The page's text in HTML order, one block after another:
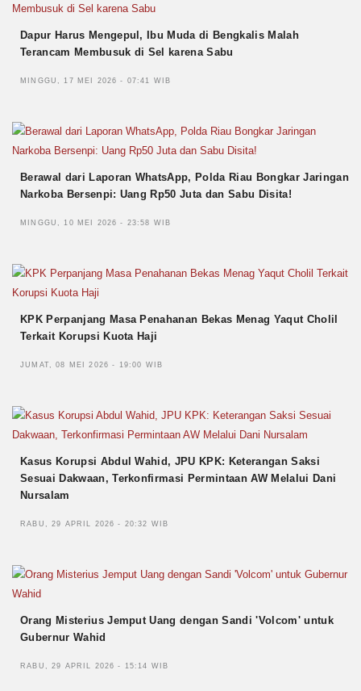
Dapur Harus Mengepul, Ibu Muda di Bengkalis Malah
Terancam Membusuk di Sel karena Sabu
MINGGU, 17 MEI 2026 - 07:41 WIB
Berawal dari Laporan WhatsApp, Polda Riau Bongkar Jaringan
Narkoba Bersenpi: Uang Rp50 Juta dan Sabu Disita!
MINGGU, 10 MEI 2026 - 23:58 WIB
KPK Perpanjang Masa Penahanan Bekas Menag Yaqut Cholil
Terkait Korupsi Kuota Haji
JUMAT, 08 MEI 2026 - 19:00 WIB
Kasus Korupsi Abdul Wahid, JPU KPK: Keterangan Saksi
Sesuai Dakwaan, Terkonfirmasi Permintaan AW Melalui Dani
Nursalam
RABU, 29 APRIL 2026 - 20:32 WIB
Orang Misterius Jemput Uang dengan Sandi 'Volcom' untuk
Gubernur Wahid
RABU, 29 APRIL 2026 - 15:14 WIB